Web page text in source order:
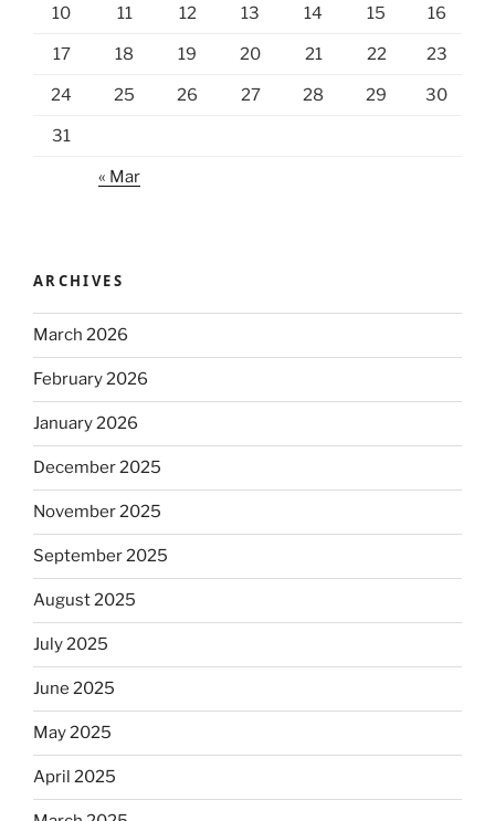
10 11 12 13 14 15 16
17 18 19 20 21 22 23
24 25 26 27 28 29 30
31
« Mar
ARCHIVES
March 2026
February 2026
January 2026
December 2025
November 2025
September 2025
August 2025
July 2025
June 2025
May 2025
April 2025